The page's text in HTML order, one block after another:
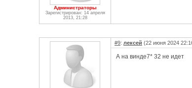
Администраторы
Зарегистрирован: 14 апреля
2013, 21:28
#9: лексей (22 июня 2024
А на винде7* 32 не идет